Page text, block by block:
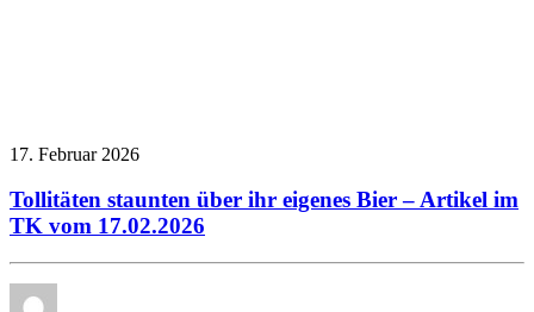
17. Februar 2026
Tollitäten staunten über ihr eigenes Bier – Artikel im
TK vom 17.02.2026